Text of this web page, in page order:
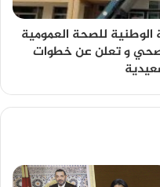
الوطنية للصحة العمومية
و تعلن عن خطوات